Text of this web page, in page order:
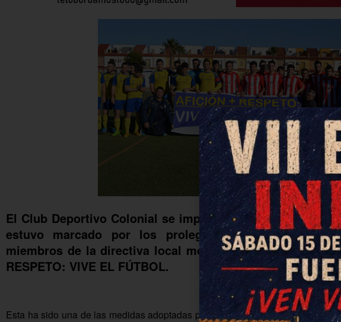
El Club Deportivo Colonial se impuso por 3-0 al
estuvo marcado por los prolegómenos, donde los
miembros de la directiva local mostraron una pancarta
RESPETO: VIVE EL FÚTBOL.
Esta ha sido una de las medidas adoptadas por el club tras los incidentes del